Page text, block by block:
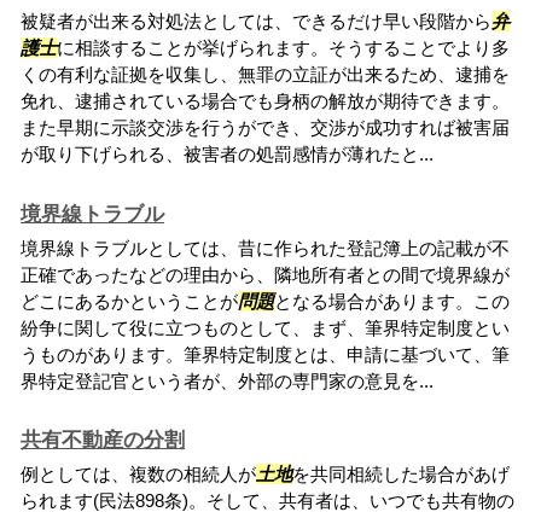
被疑者が出来る対処法としては、できるだけ早い段階から弁
護士に相談することが挙げられます。そうすることでより多
くの有利な証拠を収集し、無罪の立証が出来るため、逮捕を
免れ、逮捕されている場合でも身柄の解放が期待できます。
また早期に示談交渉を行うができ、交渉が成功すれば被害届
が取り下げられる、被害者の処罰感情が薄れたと...
境界線トラブル
境界線トラブルとしては、昔に作られた登記簿上の記載が不
正確であったなどの理由から、隣地所有者との間で境界線が
どこにあるかということが問題となる場合があります。この
紛争に関して役に立つものとして、まず、筆界特定制度とい
うものがあります。筆界特定制度とは、申請に基づいて、筆
界特定登記官という者が、外部の専門家の意見を...
共有不動産の分割
例としては、複数の相続人が土地を共同相続した場合があげ
られます(民法898条)。そして、共有者は、いつでも共有物の